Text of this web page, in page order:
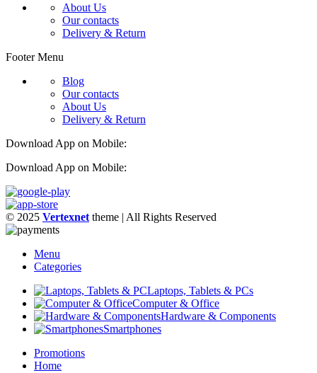
About Us
Our contacts
Delivery & Return
Footer Menu
Blog
Our contacts
About Us
Delivery & Return
Download App on Mobile:
Download App on Mobile:
© 2025 Vertexnet theme | All Rights Reserved
Menu
Categories
Laptops, Tablets & PCs
Computer & Office
Hardware & Components
Smartphones
Promotions
Home